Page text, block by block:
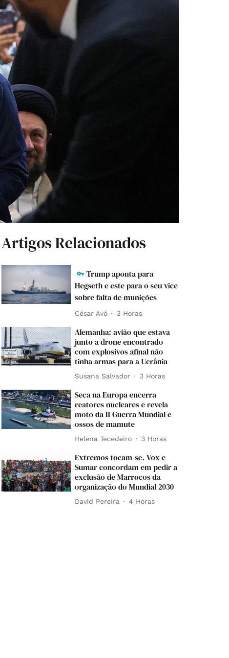
Artigos Relacionados
Trump aponta para
Hegseth e este para o seu vice
sobre falta de munições
César Avó 3 Horas
Alemanha: avião que estava
junto a drone encontrado
com explosivos afinal não
tinha armas para a Ucrânia
Susana Salvador 3 Horas
Seca na Europa encerra
reatores nucleares e revela
moto da II Guerra Mundial e
ossos de mamute
Helena Tecedeiro 3 Horas
Extremos tocam-se. Vox e
Sumar concordam em pedir a
exclusão de Marrocos da
organização do Mundial 2030
David Pereira 4 Horas